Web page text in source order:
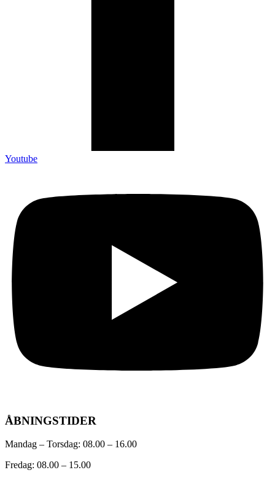
Youtube
ÅBNINGSTIDER
Mandag – Torsdag: 08.00 – 16.00
Fredag: 08.00 – 15.00